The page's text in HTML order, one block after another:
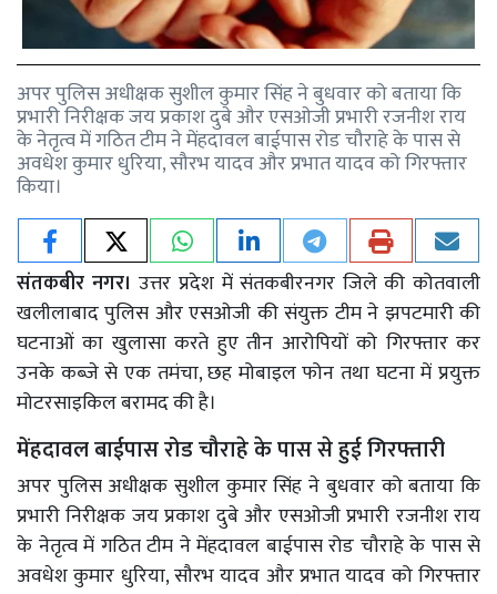
अपर पुलिस अधीक्षक सुशील कुमार सिंह ने बुधवार को बताया कि
प्रभारी निरीक्षक जय प्रकाश दुबे और एसओजी प्रभारी रजनीश राय
के नेतृत्व में गठित टीम ने मेंहदावल बाईपास रोड चौराहे के पास से
अवधेश कुमार धुरिया, सौरभ यादव और प्रभात यादव को गिरफ्तार
किया।
संतकबीर नगर। उत्तर प्रदेश में संतकबीरनगर जिले की कोतवाली
खलीलाबाद पुलिस और एसओजी की संयुक्त टीम ने झपटमारी की
घटनाओं का खुलासा करते हुए तीन आरोपियों को गिरफ्तार कर
उनके कब्जे से एक तमंचा, छह मोबाइल फोन तथा घटना में प्रयुक्त
मोटरसाइकिल बरामद की है।
मेंहदावल बाईपास रोड चौराहे के पास से हुई गिरफ्तारी
अपर पुलिस अधीक्षक सुशील कुमार सिंह ने बुधवार को बताया कि
प्रभारी निरीक्षक जय प्रकाश दुबे और एसओजी प्रभारी रजनीश राय
के नेतृत्व में गठित टीम ने मेंहदावल बाईपास रोड चौराहे के पास से
अवधेश कुमार धुरिया, सौरभ यादव और प्रभात यादव को गिरफ्तार